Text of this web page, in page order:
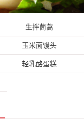
生拌茼蒿
玉米面馒头
轻乳酪蛋糕